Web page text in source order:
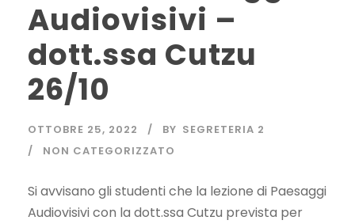
Audiovisivi –
dott.ssa Cutzu
26/10
OTTOBRE 25, 2022 BY SEGRETERIA 2
NON CATEGORIZZATO
Si avvisano gli studenti che la lezione di Paesaggi
Audiovisivi con la dott.ssa Cutzu prevista per